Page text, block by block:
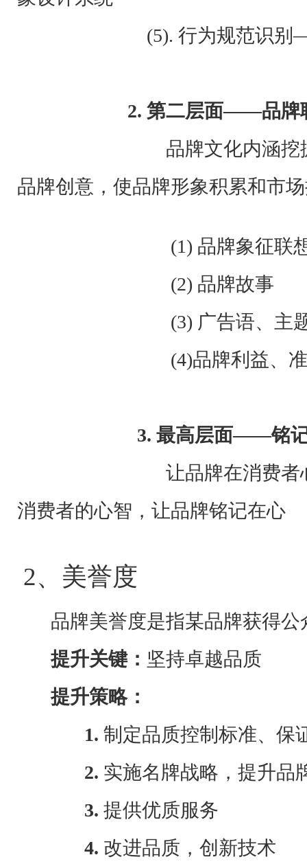
(5). 行为规范识别——统
2. 第二层面——品牌
品牌文化内涵挖掘，确
品牌创意，使品牌形象积累和市
(1) 品牌象征联想、记
(2) 品牌故事
(3) 广告语、主题
(4)品牌利益、准确的品
3. 最高层面——铭
让品牌在消费者心中有
消费者的心智，让品牌铭记在心
2、美誉度
品牌美誉度是指某品牌获得公
提升关键： 坚持卓越品质
提升策略：
1. 制定品质控制标准、保
2. 实施名牌战略，提升品
3. 提供优质服务
4. 改进品质，创新技术